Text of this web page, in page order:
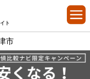
ト
市